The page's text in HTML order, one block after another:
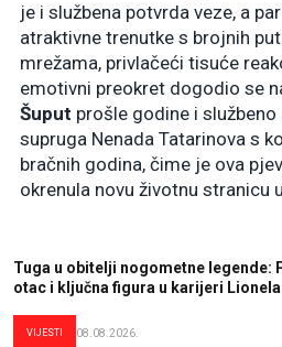
je i službena potvrda veze, a
atraktivne trenutke s brojnih
mrežama, privlačeći tisuće
emotivni preokret dogodio se
Šuput prošle godine i
supruga Nenada Tatarinova s
bračnih godina, čime je ova
okrenula novu životnu stranicu u
Tuga u obitelji nogometne legende:
otac i ključna figura u karijeri
VIJESTI 08.08.2026.